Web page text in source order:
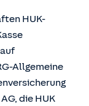
HUK-
Allgemeine
die HUK